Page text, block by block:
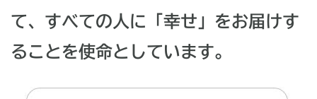
て、すべての人に「幸せ」をお届けす
ることを使命としています。